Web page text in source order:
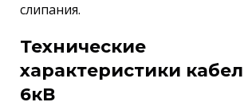
слипания.
Технические
характеристики
6кВ